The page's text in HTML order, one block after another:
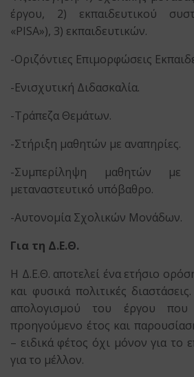
έργου, 2) εκπαιδευτικού
«PISA»), 3) εκπαιδευτικών.
-Οριζόντιες Επιμορφώσεις
-Ενισχυτική Διδασκαλία.
-Τράπεζα Θεμάτων.
-Στήριξη μαθητών με αναπηρίες.
-Συμπερίληψη μαθητών με
μεταναστευτικό υπόβαθρο.
-Αυτονομία Σχολικών Μονάδων.
Για τη Δ.Ε.Θ.
Η Δ.Ε.Θ. αποτελεί ένα ετήσιο
και φυσικά πολιτικές
απολογισμού του έργου που
προηγούμενο έτος και
– ειδικά φέτος όχι μόνον για το
για το μέλλον.